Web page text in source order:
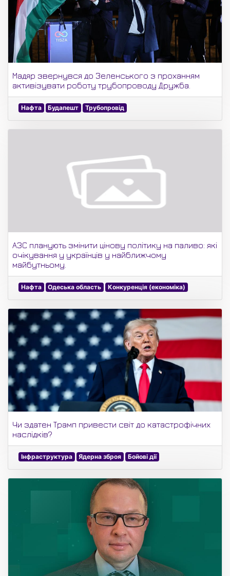
Мадяр звернувся до Зеленського з проханням
активізувати роботу трубопроводу Дружба.
Нафта Будапешт Трубопровід
АЗС планують змінити цінову політику на паливо: які
очікування у українців у найближчому
майбутньому.
Нафта Одеська область Конкуренція (економіка)
Чи здатен Трамп привести світ до катастрофічних
наслідків?
Інфраструктура Ядерна зброя Бойові дії